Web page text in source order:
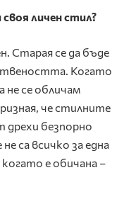
личен стил?
Старая се да бъде
Когато
не се обличам
че стилните
дрехи безпорно
са всичко за една
е обичана –